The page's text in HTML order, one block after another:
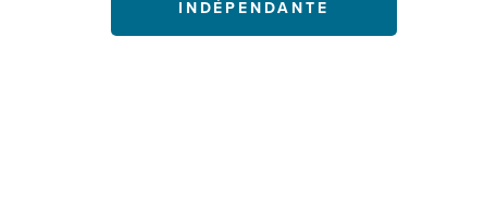
INDÉPENDANTE